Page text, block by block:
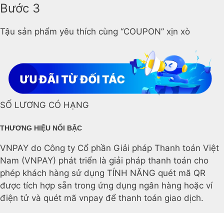
Bước 3
Tậu sản phẩm yêu thích cùng “COUPON” xịn xò
SỐ LƯƠNG CÓ HẠNG
THƯƠNG HIỆU NỔI BẬC
VNPAY do Công ty Cổ phần Giải pháp Thanh toán Việt
Nam (VNPAY) phát triển là giải pháp thanh toán cho
phép khách hàng sử dụng TÍNH NĂNG quét mã QR
được tích hợp sẵn trong ứng dụng ngân hàng hoặc ví
điện tử và quét mã vnpay để thanh toán giao dịch.